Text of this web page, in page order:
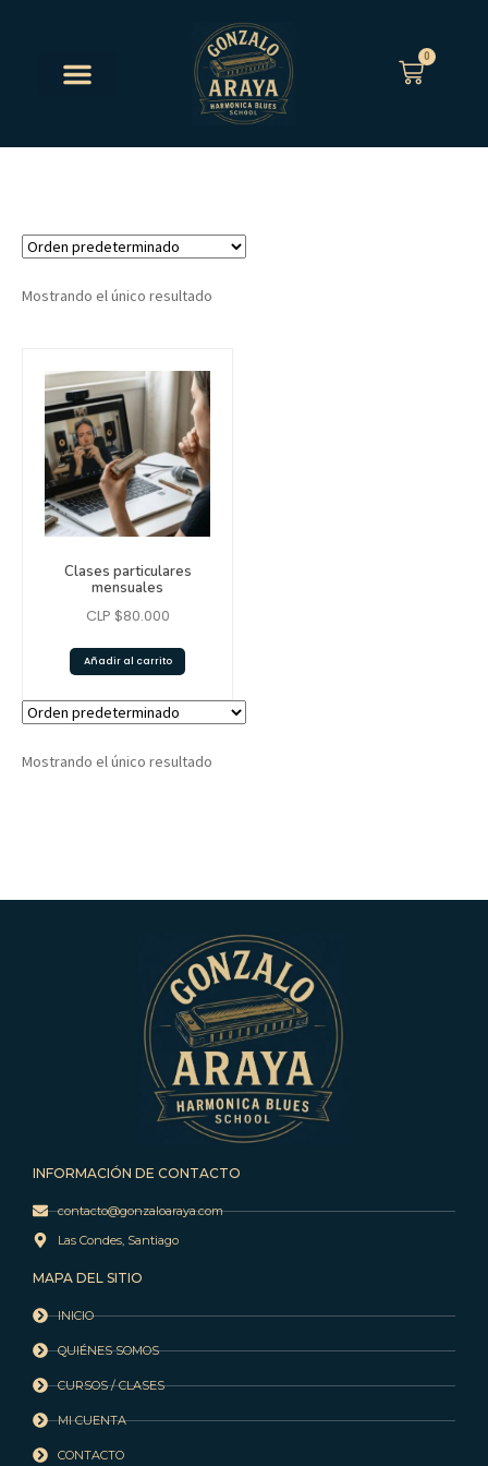
0
Mostrando el único resultado
Clases particulares
mensuales
CLP $80.000
Añadir al carrito
Mostrando el único resultado
INFORMACIÓN DE CONTACTO
contacto@gonzaloaraya.com
Las Condes, Santiago
MAPA DEL SITIO
INICIO
QUIÉNES SOMOS
CURSOS / CLASES
MI CUENTA
CONTACTO